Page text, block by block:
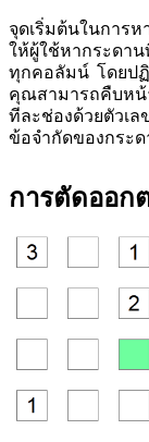
จุดเริ่มต้นในการ
ให้ผู้ใช้หากระดา
ทุกคอลัมน์ โดยป
คุณสามารถคืบหน้
ทีละช่องด้วยตัวเล
ข้อจำกัดของกระ
การตัดออก